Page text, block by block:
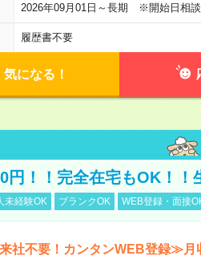
2026年09月01日～長期 ※開始日相
履歴書不要
気になる！
円！！完全在宅もOK！！
未経験OK ブランクOK WEB登録・面接
社不要！カンタンWEB登録≫月